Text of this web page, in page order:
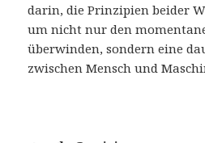
darin, die Prinzipien beider
um nicht nur den
überwinden, sondern eine
zwischen Mensch und